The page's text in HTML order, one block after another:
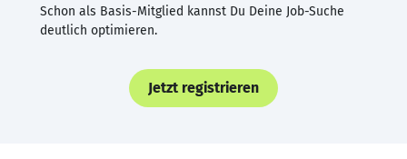
Schon als Basis-Mitglied kannst Du Deine Job-Suche
deutlich optimieren.
Jetzt registrieren